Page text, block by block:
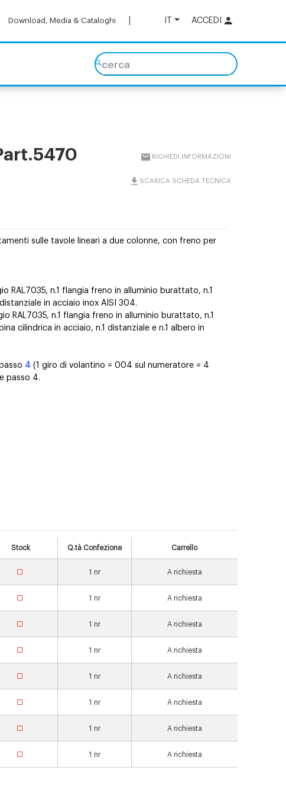
ACCEDI
Download, Media & Cataloghi
cerca
RICHIEDI INFORMAZIONI
SCARICA SCHEDA TECNICA
sulle tavole lineari a due colonne, con freno per
RAL7035, n.1 flangia freno in alluminio burattato, n.1
in acciaio inox AISI 304.
RAL7035, n.1 flangia freno in alluminio burattato, n.1
cilindrica in acciaio, n.1 distanziale e n.1 albero in
4(1 giro di volantino = 004 sul numeratore = 4
passo 4.
Stock Q.tà Confezione Carrello
1 nr A richiesta
1 nr A richiesta
1 nr A richiesta
1 nr A richiesta
1 nr A richiesta
1 nr A richiesta
1 nr A richiesta
1 nr A richiesta